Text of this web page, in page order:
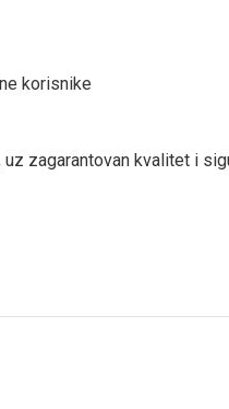
korisnike
zagarantovan kvalitet i